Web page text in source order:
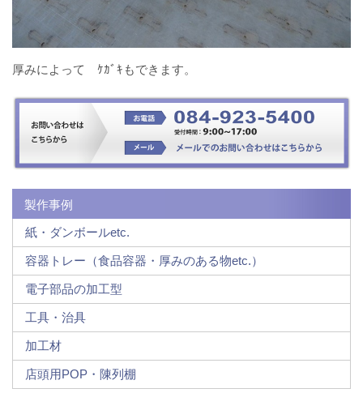
厚みによって ｹｶﾞｷもできます。
製作事例
紙・ダンボールetc.
容器トレー（食品容器・厚みのある物etc.）
電子部品の加工型
工具・治具
加工材
店頭用POP・陳列棚